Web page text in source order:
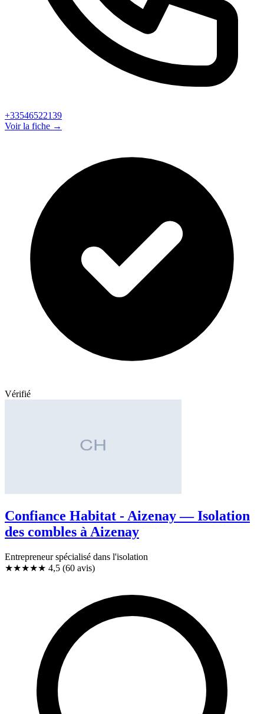
+33546522139
Voir la fiche →
Vérifié
Confiance Habitat - Aizenay — Isolation
des combles à Aizenay
Entrepreneur spécialisé dans l'isolation
★★★★★ 4,5 (60 avis)